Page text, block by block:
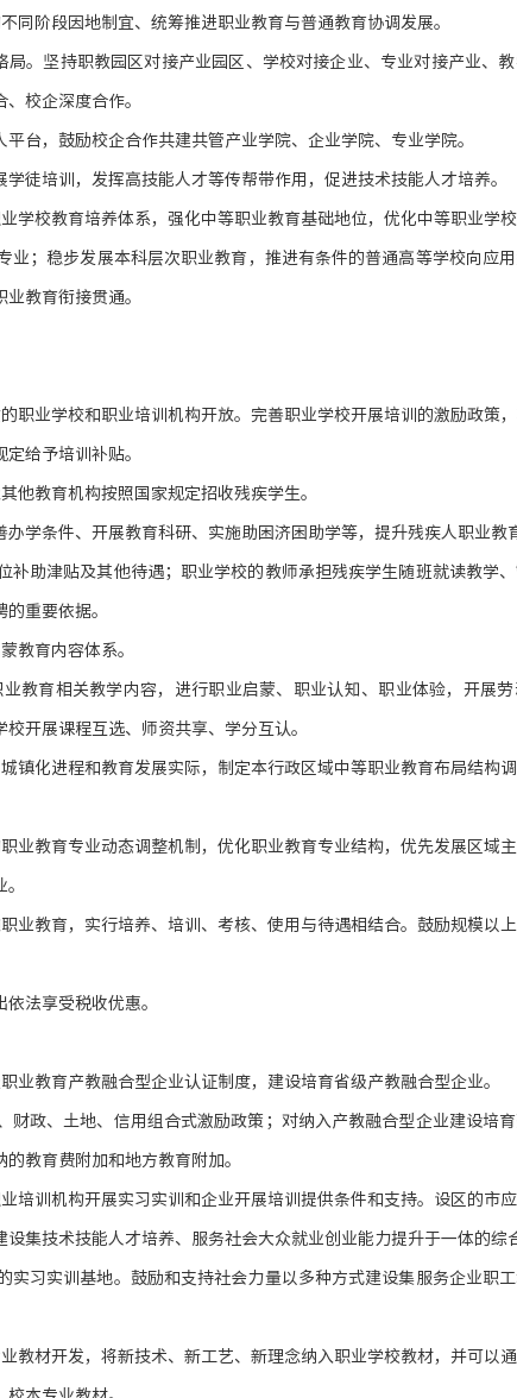
阶段因地制宜、统筹推进职业教育与普通教育协调发展。
。坚持职教园区对接产业园区、学校对接企业、专业对接产业、
校企深度合作。
台，鼓励校企合作共建共管产业学院、企业学院、专业学院。
徒培训，发挥高技能人才等传帮带作用，促进技术技能人才培养。
校教育培养体系，强化中等职业教育基础地位，优化中等职业学
；稳步发展本科层次职业教育，推进有条件的普通高等学校向应
教育衔接贯通。
业学校和职业培训机构开放。完善职业学校开展培训的激励政策
给予培训补贴。
教育机构按照国家规定招收残疾学生。
学条件、开展教育科研、实施助困济困助学等，提升残疾人职业教
助津贴及其他待遇；职业学校的教师承担残疾学生随班就读教学
重要依据。
教育内容体系。
教育相关教学内容，进行职业启蒙、职业认知、职业体验，开展
开展课程互选、师资共享、学分互认。
化进程和教育发展实际，制定本行政区域中等职业教育布局结构
教育专业动态调整机制，优化职业教育专业结构，优先发展区域
教育，实行培养、培训、考核、使用与待遇相结合。鼓励规模以上
法享受税收优惠。
教育产教融合型企业认证制度，建设培育省级产教融合型企业。
政、土地、信用组合式激励政策；对纳入产教融合型企业建设培
教育费附加和地方教育附加。
训机构开展实习实训和企业开展培训提供条件和支持。设区的市
集技术技能人才培养、服务社会大众就业创业能力提升于一体的综
习实训基地。鼓励和支持社会力量以多种方式建设集服务企业职
材开发，将新技术、新工艺、新理念纳入职业学校教材，并可以